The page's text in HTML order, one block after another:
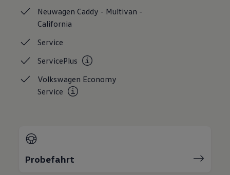
75 Jahre Bulli Jubiläum
Bulli Magazin
Uptime
Neuwagen Caddy - Multivan -
California
Service
ServicePlus
Volkswagen Economy
Service
Probefahrt